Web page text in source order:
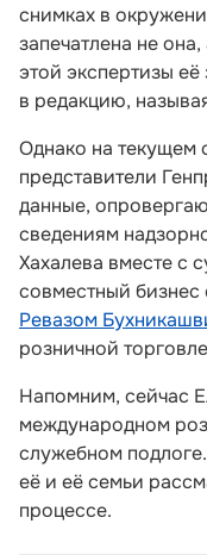
снимках в
запечатлена не
этой экспертизы
в редакцию,
Однако на текущем
представители
данные,
сведениям
Хахалева вместе с
совместный бизнес
Ревазом
розничной
Напомним, сейчас
международном
служебном
её и её семьи
процессе.